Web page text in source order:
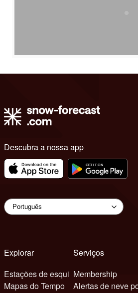
Descubra a nossa app
Explorar
Estações de esqui
Mapas do Tempo
Serviços
Membership
Alertas de neve